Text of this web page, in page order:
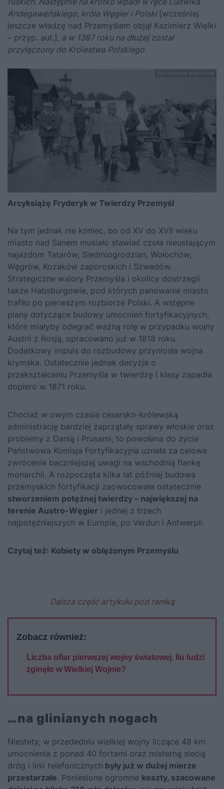
Andegaweńskiego, króla Węgier i Polski [wcześniej
jeszcze władzę nad Przemyślem objął Kazimierz Wielki
– przyp. aut.] , a w 1387 roku na dłużej został
przyłączony do Królestwa Polskiego.
fot.domena publiczna
Arcyksiążę Fryderyk w Twierdzy Przemyśl
Na tym jednak nie koniec, bo od XV do XVII wieku
miasto nad Sanem musiało stawiać czoła nieustającym
najazdom Tatarów, Siedmiogrodzian, Wołochów,
Węgrów, Kozaków zaporoskich i Szwedów.
Strategiczne walory Przemyśla i okolicy dostrzegli
także Habsburgowie, pod których panowanie miasto
trafiło po pierwszym rozbiorze Polski. A wstępne
plany dotyczące budowy umocnień fortyfikacyjnych,
które miałyby odegrać ważną rolę w przypadku wojny
Austrii z Rosją, opracowano już w 1818 roku.
Dodatkowy impuls do rozbudowy przyniosła wojna
krymska. Ostatecznie jednak decyzja o
przekształceniu Przemyśla w twierdzę I klasy zapadła
dopiero w 1871 roku.
Chociaż w owym czasie cesarsko-królewską
administrację bardziej zaprzątały sprawy włoskie oraz
problemy z Danią i Prusami, to powołana do życia
Państwowa Komisja Fortyfikacyjna uznała za celowe
zwrócenie baczniejszej uwagi na wschodnią flankę
monarchii. A rozpoczęta kilka lat później budowa
przemyskich fortyfikacji zaowocowała ostatecznie
stworzeniem potężnej twierdzy – największej na
terenie Austro-Węgier i jednej z trzech
najpotężniejszych w Europie, po Verdun i Antwerpii.
Czytaj też: Kobiety w oblężonym Przemyślu
Dalsza część artykułu pod ramką
Zobacz również:
Liczba ofiar pierwszej wojny światowej. Ilu ludzi
zginęło w Wielkiej Wojnie?
…na glinianych nogach
Niestety, w przededniu wielkiej wojny liczące 48 km
umocnienia z ponad 40 fortami oraz misterną siecią
dróg i linii telefonicznych były już w dużej mierze
przestarzałe. Poniesione ogromne koszty, szacowane